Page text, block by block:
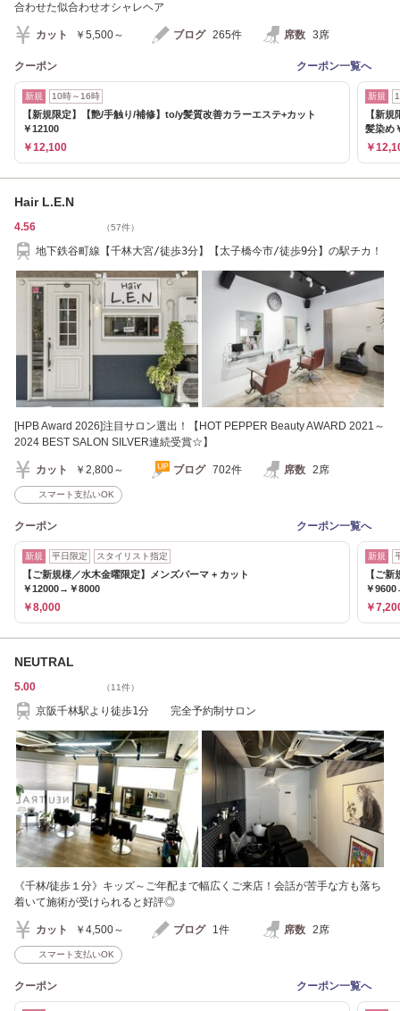
合わせた似合わせオシャレヘア
カット ￥5,500～ ブログ 265件 席数 3席
クーポン クーポン一覧へ
新規 10時～16時
【新規限定】【艶/手触り/補修】to/y髪質改善カラーエステ+カット
￥12100
￥12,100
新規
【新
髪染め
￥
Hair L.E.N
4.56 （57件）
地下鉄谷町線【千林大宮/徒歩3分】【太子橋今市/徒歩9分】の駅チカ！
[HPB Award 2026]注目サロン選出！【HOT PEPPER Beauty AWARD 2021～
2024 BEST SALON SILVER連続受賞☆】
カット ￥2,800～ ブログ 702件 席数 2席
スマート支払いOK
クーポン クーポン一覧へ
新規 平日限定 スタイリスト指定
【ご新規様／水木金曜限定】メンズパーマ + カット
￥12000→￥8000
￥8,000
新規
【ご
￥
￥
NEUTRAL
5.00 （11件）
京阪千林駅より徒歩1分 完全予約制サロン
《千林/徒歩１分》キッズ～ご年配まで幅広くご来店！会話が苦手な方も落ち
着いて施術が受けられると好評◎
カット ￥4,500～ ブログ 1件 席数 2席
スマート支払いOK
クーポン クーポン一覧へ